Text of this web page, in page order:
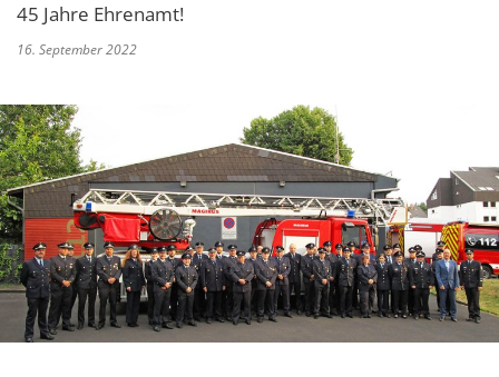
45 Jahre Ehrenamt!
16. September 2022